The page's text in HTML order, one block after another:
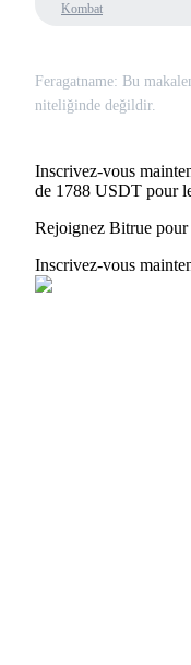
Kombat
Feragatname: Bu
niteliğinde değildir.
Inscrivez-vous
de 1788 USDT pour
Rejoignez Bitrue pour
Inscrivez-vous